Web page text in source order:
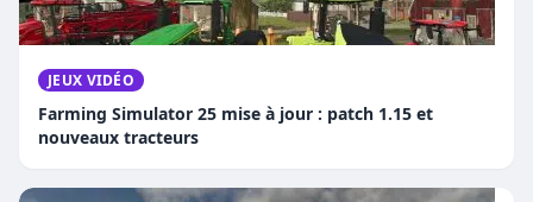
JEUX VIDÉO
Farming Simulator 25 mise à jour : patch 1.15 et
nouveaux tracteurs